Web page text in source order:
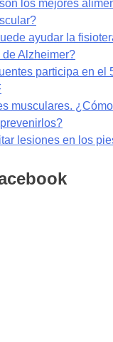
los mejores
ayudar la
de Alzheimer?
participa en el
musculares.
lesiones en los